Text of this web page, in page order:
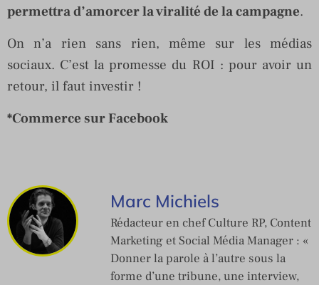
permettra d’amorcer la viralité de la campagne.
On n’a rien sans rien, même sur les médias
sociaux. C’est la promesse du ROI : pour avoir un
retour, il faut investir !
*Commerce sur Facebook
Marc Michiels
Rédacteur en chef Culture RP, Content
Marketing et Social Média Manager : «
Donner la parole à l’autre sous la
forme d’une tribune, une interview,